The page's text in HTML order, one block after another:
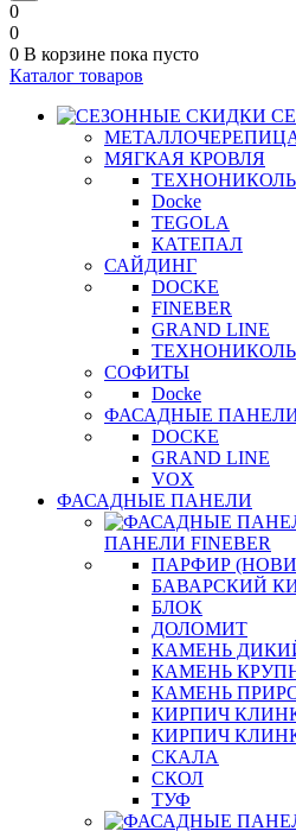
0
0
0 В корзине пока пусто
Каталог товаров
МЯГКАЯ КРОВЛЯ
Docke
TEGOLA
КАТЕПАЛ
САЙДИНГ
DOCKE
FINEBER
GRAND LINE
ТЕХНОНИКОЛЬ
СОФИТЫ
Docke
ФАСАДНЫЕ
DOCKE
GRAND LINE
VOX
ФАСАДНЫЕ ПАНЕЛИ
ПАНЕЛИ FINEBER
ПАРФИР
БАВАРСКИЙ
БЛОК
ДОЛОМИТ
КАМЕНЬ
КАМЕНЬ
КАМЕНЬ
КИРПИЧ
КИРПИЧ
СКАЛА
СКОЛ
ТУФ